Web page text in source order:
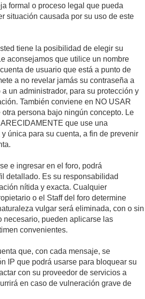
formal o proceso legal que pueda
situación causada por su uso de este
tiene la posibilidad de elegir su
aconsejamos que utilice un nombre
de usuario que está a punto de
a no revelar jamás su contraseña a
un administrador, para su protección y
También conviene en NO USAR
persona bajo ningún concepto. Le
que use una
única para su cuenta, a fin de prevenir
e ingresar en el foro, podrá
detallado. Es su responsabilidad
nítida y exacta. Cualquier
o el Staff del foro determine
vulgar será eliminada, con o sin
necesario, pueden aplicarse las
convenientes.
que, con cada mensaje, se
IP que podrá usarse para bloquear su
con su proveedor de servicios a
en caso de vulneración grave de